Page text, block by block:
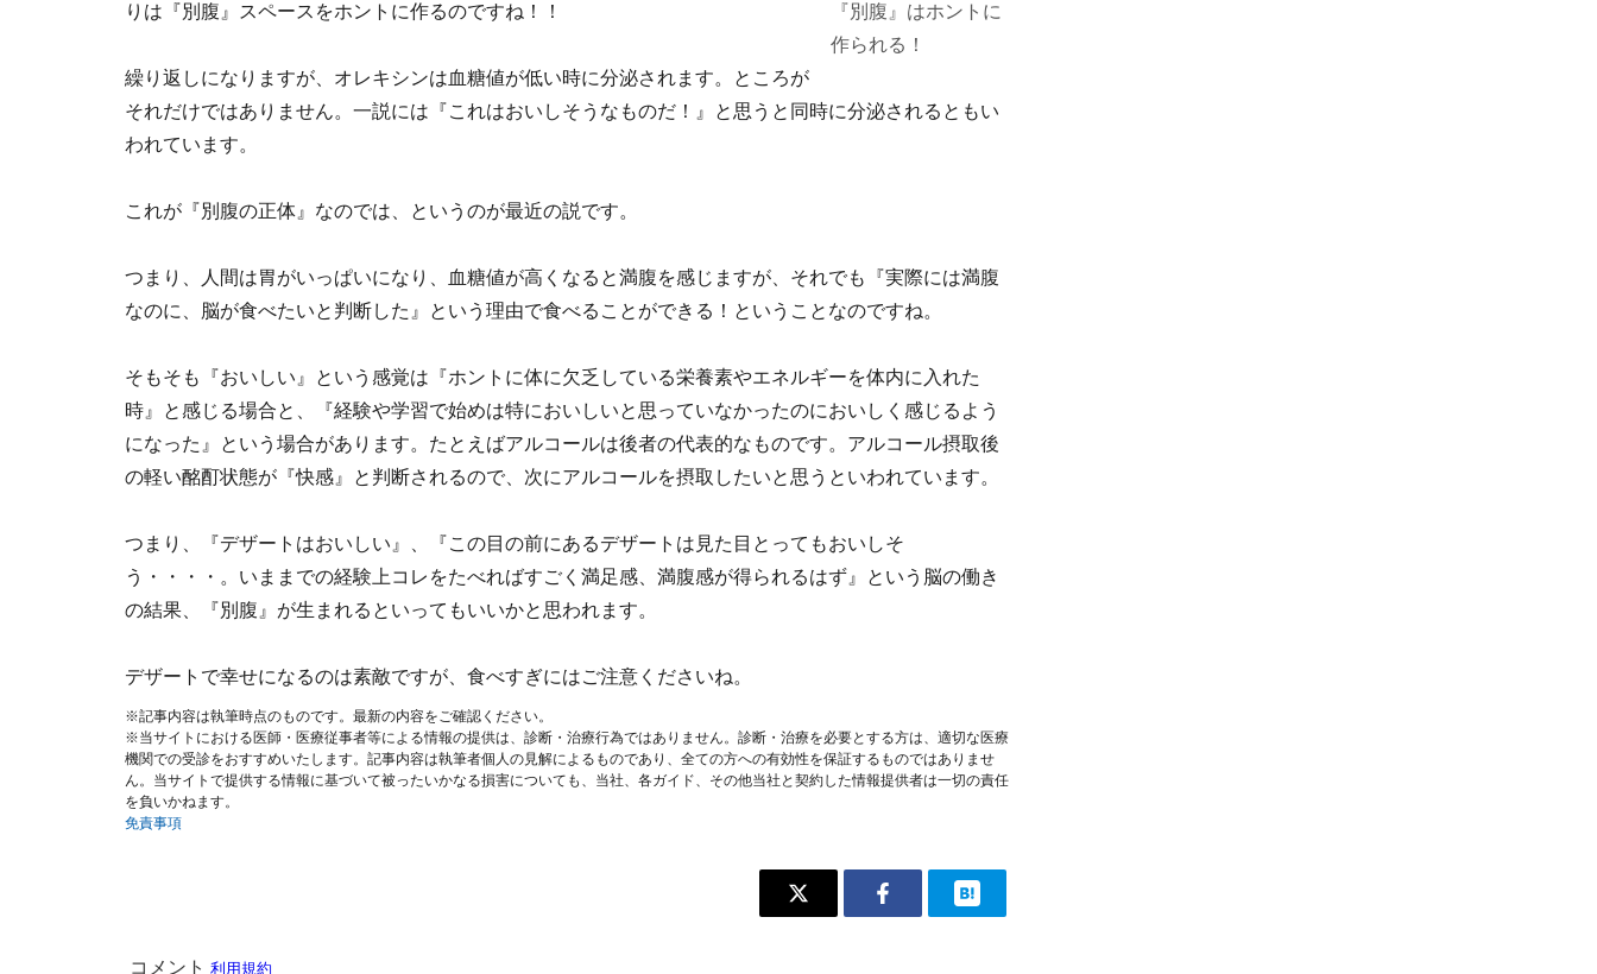
『別腹』はホントに
作られる！
りは『別腹』スペースをホントに作るのですね！！
繰り返しになりますが、オレキシンは血糖値が低い時に分泌されます。ところが
それだけではありません。一説には『これはおいしそうなものだ！』と思うと同時に分泌されるともい
われています。
これが『別腹の正体』なのでは、というのが最近の説です。
つまり、人間は胃がいっぱいになり、血糖値が高くなると満腹を感じますが、それでも『実際には満腹
なのに、脳が食べたいと判断した』という理由で食べることができる！ということなのですね。
そもそも『おいしい』という感覚は『ホントに体に欠乏している栄養素やエネルギーを体内に入れた
時』と感じる場合と、『経験や学習で始めは特においしいと思っていなかったのにおいしく感じるよう
になった』という場合があります。たとえばアルコールは後者の代表的なものです。アルコール摂取後
の軽い酩酊状態が『快感』と判断されるので、次にアルコールを摂取したいと思うといわれています。
つまり、『デザートはおいしい』、『この目の前にあるデザートは見た目とってもおいしそ
う・・・・。いままでの経験上コレをたべればすごく満足感、満腹感が得られるはず』という脳の働き
の結果、『別腹』が生まれるといってもいいかと思われます。
デザートで幸せになるのは素敵ですが、食べすぎにはご注意くださいね。
※記事内容は執筆時点のものです。最新の内容をご確認ください。
※当サイトにおける医師・医療従事者等による情報の提供は、診断・治療行為ではありません。診断・治療を必要とする方は、適切な医療
機関での受診をおすすめいたします。記事内容は執筆者個人の見解によるものであり、全ての方への有効性を保証するものではありませ
ん。当サイトで提供する情報に基づいて被ったいかなる損害についても、当社、各ガイド、その他当社と契約した情報提供者は一切の責任
を負いかねます。
免責事項